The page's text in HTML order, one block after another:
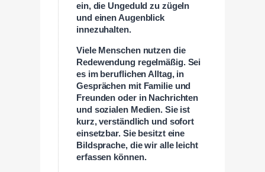
ein, die Ungeduld zu zügeln
und einen Augenblick
innezuhalten.
Viele Menschen nutzen die
Redewendung regelmäßig. Sei
es im beruflichen Alltag, in
Gesprächen mit Familie und
Freunden oder in Nachrichten
und sozialen Medien. Sie ist
kurz, verständlich und sofort
einsetzbar. Sie besitzt eine
Bildsprache, die wir alle leicht
erfassen können.